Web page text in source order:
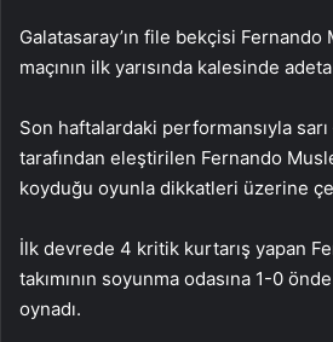
Galatasaray’ın file bekçisi Fernando
maçının ilk yarısında kalesinde
Son haftalardaki performansıyla sarı
tarafından eleştirilen Fernando
koyduğu oyunla dikkatleri üzerine
İlk devrede 4 kritik kurtarış yapan
takımının soyunma odasına 1-0
oynadı.